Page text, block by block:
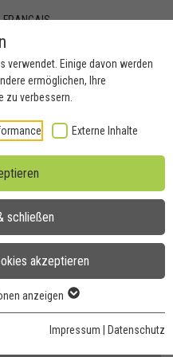
verwendet. Einige davon werden
ermöglichen, Ihre
zu verbessern.
Externe Inhalte
schließen
akzeptieren
anzeigen
Impressum Datenschutz
FRANCAIS
in einer der vielen
neue, engagierte
unverbindlich Kontakt mit uns